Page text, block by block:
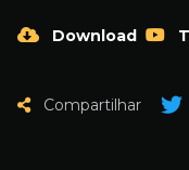
Download
Compartilhar